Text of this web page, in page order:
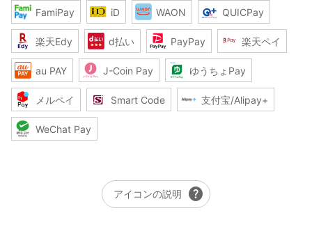
FamiPay iD WAON QUICPay
楽天Edy d払い PayPay 楽天ペイ
au PAY J-Coin Pay ゆうちょPay
メルペイ Smart Code 支付宝/Alipay+
WeChat Pay
アイコンの説明 help